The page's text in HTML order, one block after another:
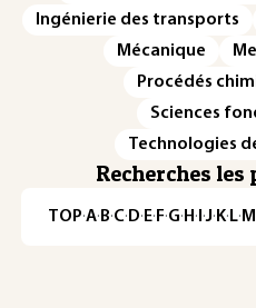
Ingénierie des transports
Mécanique
Procédés
Sciences
Technologies
Recherches
TOP·A·B·C· D· E· F·G· H · ·J· K· L· M